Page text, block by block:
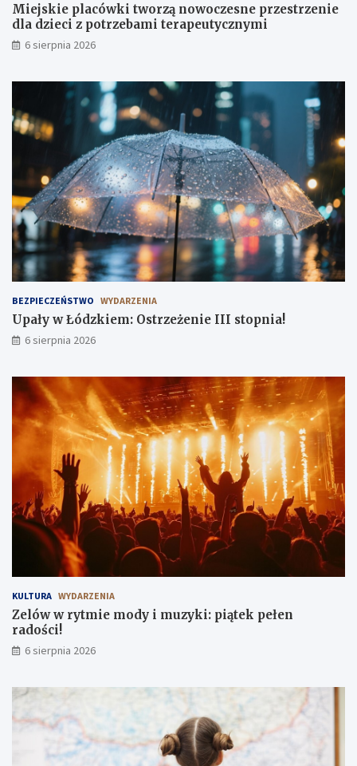
e
n
i
e
I
s
t
a
!
i
:
p
i
t
k
p
r
a
d
o
ś
c
i
!
Miejskie placówki tworzą nowoczesne przestrzenie
dla dzieci z potrzebami terapeutycznymi
6 sierpnia 2026
BEZPIECZEŃSTWO WYDARZENIA
Upały w Łódzkiem: Ostrzeżenie III stopnia!
6 sierpnia 2026
KULTURA WYDARZENIA
Zelów w rytmie mody i muzyki: piątek pełen
radości!
6 sierpnia 2026